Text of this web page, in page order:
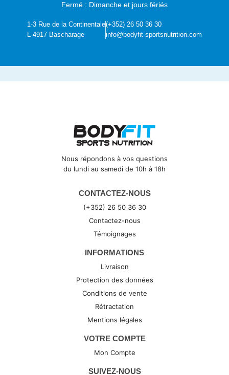
Fermé : Dimanche et jours fériés
1-3 Rue de la Continentale
L-4917 Bascharage
(+352) 26 50 36 30
info@bodyfit-sportsnutrition.com
Nous répondons à vos questions
du lundi au samedi de 10h à 18h
CONTACTEZ-NOUS
(+352) 26 50 36 30
Contactez-nous
Témoignages
INFORMATIONS
Livraison
Protection des données
Conditions de vente
Rétractation
Mentions légales
VOTRE COMPTE
Mon Compte
SUIVEZ-NOUS